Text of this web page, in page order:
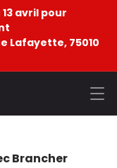
avril pour
Lafayette, 75010
Brancher